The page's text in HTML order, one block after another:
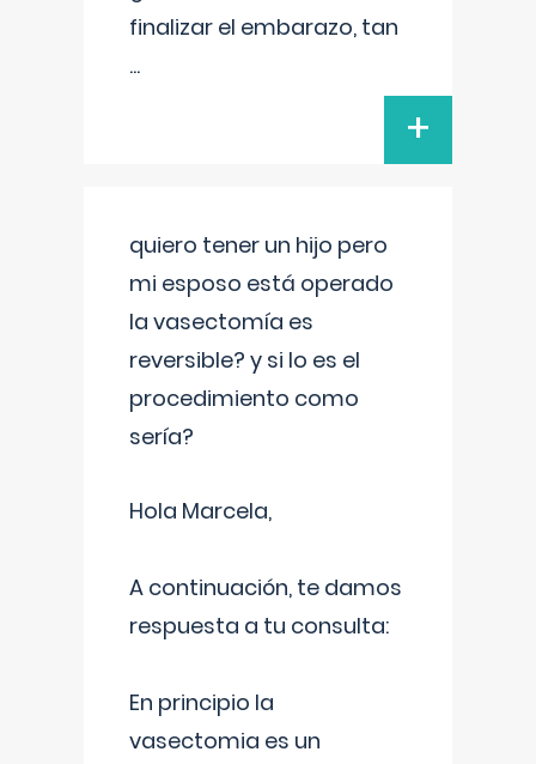
finalizar el embarazo, tan
...
+
quiero tener un hijo pero
mi esposo está operado
la vasectomía es
reversible? y si lo es el
procedimiento como
sería?
Hola Marcela,
A continuación, te damos
respuesta a tu consulta:
En principio la
vasectomia es un